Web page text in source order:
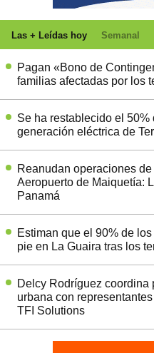
Las + Leídas hoy Semanal
Pagan «Bono de
familias afectadas por los
Se ha restablecido el
generación eléctrica de
Reanudan operaciones
Aeropuerto de Maiquetía:
Panamá
Estiman que el 90% de
pie en La Guaira tras los
Delcy Rodríguez coordina
urbana con
TFI Solutions